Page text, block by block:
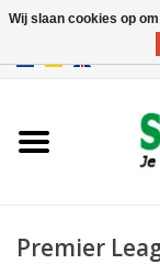
Premier
Wij slaan cookies op